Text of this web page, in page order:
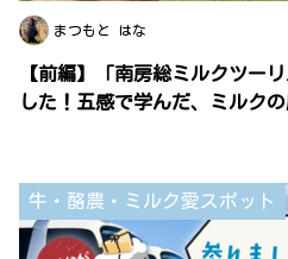
まつもと はな
【前編】「南房総ミルクツー
した！五感で学んだ、ミルク
牛・酪農・ミルク愛スポット